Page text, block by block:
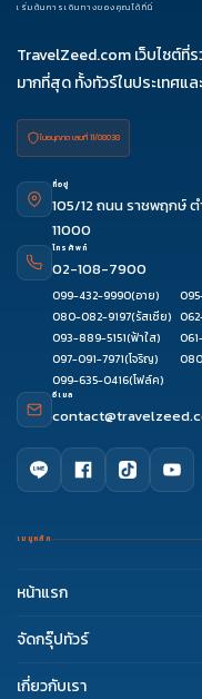
เริ่มต้นการเดินทางของคุณได้ที่นี่
TravelZeed.com เว็บไซต์ที่
มากที่สุด ทั้งทัวร์ในประเทศแ
ใบอนุญาต เลขที่ 11/08038
ที่อยู่
105/12 ถนน ราชพฤกษ์
11000
โทรศัพท์
02-108-7900
099-432-9990(อาย)
080-082-9197(รัสเซีย)
093-889-5151(ฟ้าใส)
097-091-7971(โจริญ)
099-635-0416(โฟล์ค)
อีเมล
เมนูหลัก
หน้าแรก
จัดกรุ๊ปทัวร์
เกี่ยวกับเรา